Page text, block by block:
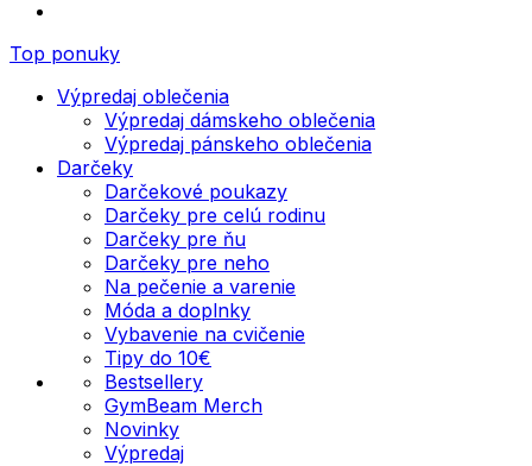
Top ponuky
Výpredaj oblečenia
Výpredaj dámskeho oblečenia
Výpredaj pánskeho oblečenia
Darčeky
Darčekové poukazy
Darčeky pre celú rodinu
Darčeky pre ňu
Darčeky pre neho
Na pečenie a varenie
Móda a doplnky
Vybavenie na cvičenie
Tipy do 10€
Bestsellery
GymBeam Merch
Novinky
Výpredaj